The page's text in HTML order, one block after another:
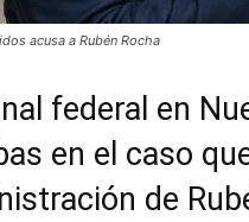
acusa a Rubén Rocha
federal en
en el caso
de